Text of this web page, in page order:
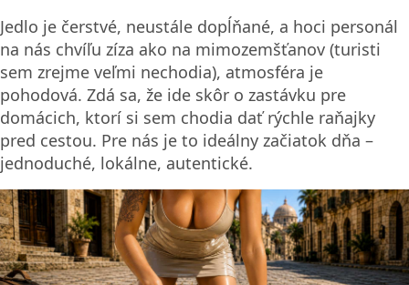
Jedlo je čerstvé, neustále dopĺňané, a hoci personál
na nás chvíľu zíza ako na mimozemšťanov (turisti
sem zrejme veľmi nechodia), atmosféra je
pohodová. Zdá sa, že ide skôr o zastávku pre
domácich, ktorí si sem chodia dať rýchle raňajky
pred cestou. Pre nás je to ideálny začiatok dňa –
jednoduché, lokálne, autentické.